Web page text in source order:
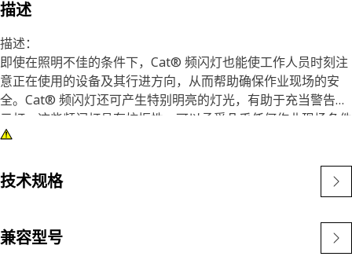
描述
描述：
即使在照明不佳的条件下，Cat® 频闪灯也能使工作人员时刻注
意正在使用的设备及其行进方向，从而帮助确保作业现场的安
全。Cat® 频闪灯还可产生特别明亮的灯光，有助于充当警告指
示灯。这些频闪灯具有抗振性，可以承受几乎任何作业现场条件
的考验。
进行改装以适应较旧的机器。
特性：
• 9-32 V
• 磁性底座
技术规格
兼容型号